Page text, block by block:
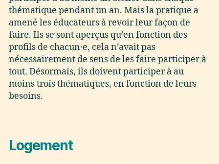
thématique pendant un an. Mais la pratique a
amené les éducateurs à revoir leur façon de
faire. Ils se sont aperçus qu’en fonction des
profils de chacun·e, cela n’avait pas
nécessairement de sens de les faire participer à
tout. Désormais, ils doivent participer à au
moins trois thématiques, en fonction de leurs
besoins.
Logement